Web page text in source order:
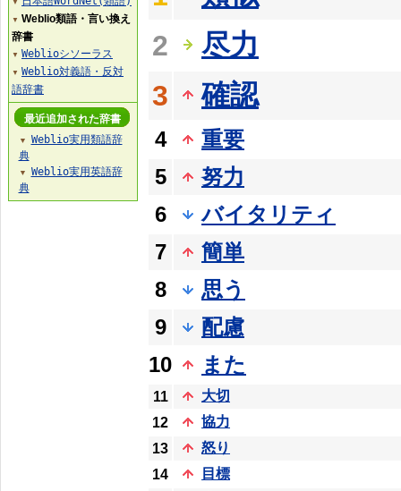
2
尽力
3
確認
4
重要
5
努力
6
バイタリティ
7
簡単
8
思う
9
配慮
10
また
11
大切
12
協力
13
怒り
14
目標
▼
▼ Weblio類語・言い換え
辞書
▼ Weblioシソーラス
▼ Weblio対義語・反対
語辞書
最近追加された辞書
▼
Weblio実用類語辞
典
▼
Weblio実用英語辞
典